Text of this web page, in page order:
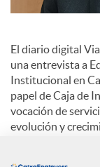
El diario digital
una entrevista a
Institucional en
papel de Caja de
vocación de
evolución y